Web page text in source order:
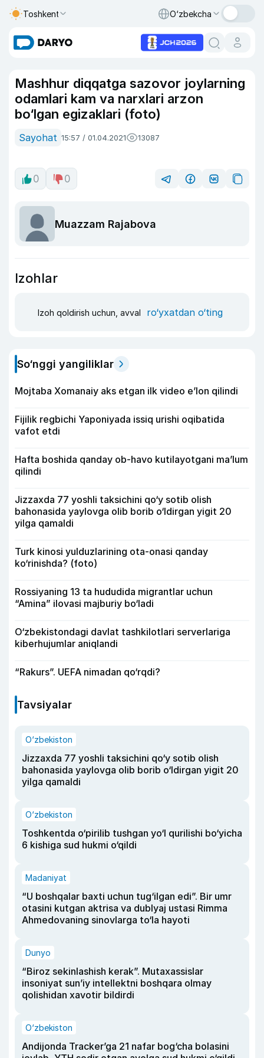
Toshkent O‘zbekcha
Mashhur diqqatga sazovor joylarning
odamlari kam va narxlari arzon
bo‘lgan egizaklari (foto)
Sayohat 15:57 / 01.04.2021 13087
0 0
Muazzam Rajabova
Izohlar
Izoh qoldirish uchun, avval ro‘yxatdan o‘ting
So‘nggi yangiliklar
Mojtaba Xomanaiy aks etgan ilk video e’lon qilindi
Fijilik regbichi Yaponiyada issiq urishi oqibatida
vafot etdi
Hafta boshida qanday ob-havo kutilayotgani ma’lum
qilindi
Jizzaxda 77 yoshli taksichini qo‘y sotib olish
bahonasida yaylovga olib borib o‘ldirgan yigit 20
yilga qamaldi
Turk kinosi yulduzlarining ota-onasi qanday
ko‘rinishda? (foto)
Rossiyaning 13 ta hududida migrantlar uchun
“Amina” ilovasi majburiy bo‘ladi
O‘zbekistondagi davlat tashkilotlari serverlariga
kiberhujumlar aniqlandi
“Rakurs”. UEFA nimadan qo‘rqdi?
Tavsiyalar
O‘zbekiston
Jizzaxda 77 yoshli taksichini qo‘y sotib olish
bahonasida yaylovga olib borib o‘ldirgan yigit 20
yilga qamaldi
O‘zbekiston
Toshkentda o‘pirilib tushgan yo‘l qurilishi bo‘yicha
6 kishiga sud hukmi o‘qildi
Madaniyat
“U boshqalar baxti uchun tug‘ilgan edi”. Bir umr
otasini kutgan aktrisa va dublyaj ustasi Rimma
Ahmedovaning sinovlarga to‘la hayoti
Dunyo
“Biroz sekinlashish kerak”. Mutaxassislar
insoniyat sun’iy intellektni boshqara olmay
qolishidan xavotir bildirdi
O‘zbekiston
Andijonda Tracker’ga 21 nafar bog‘cha bolasini